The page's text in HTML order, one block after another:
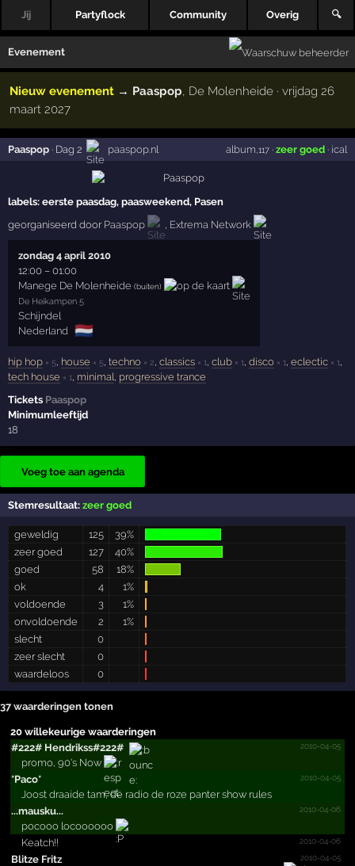
Jij Partyflock Community Overig 🔍
Evenement
Nieuw evenement → Paaspop, De Molenheide · vrijdag 26
maart 2027
Paaspop · Dag 2 paaspop.nl album ,117· zeer goed· ical
labels: eerste paasdag, paasweekend, Pasen
georganiseerd door Paaspop Extrema Network
zondag 4 april 2010
12:00 –01:00
Manege De Molenheide (buiten)
De Heikampen 5
Schijndel
Nederland
🇳🇱
hip hop × 5, house × 5,techno × 2,classics × 1,club × 1,disco × 1,eclectic × 1,
tech house × 1, minimal, progressive trance
Tickets Paaspop
Minimumleeftijd
18
Voeg toe aan agenda
Stemresultaat:zeer goed
geweldig 125
39%
zeer goed
127
40%
goed
58
18%
ok
4
1%
voldoende
3
1%
onvoldoende
2
1%
slecht
0
zeer slecht
0
waardeloos
0
37 waarderingen tonen
20 willekeurige waarderingen
#­222#­ Hendrikss#­222#­
2010-04-05
promo, 90's Now
*Paco*
2010-04-05
Joost draaide tam, de radio de roze panter show rules
...mausku...
2010-04-06
pocooo locoooooo
2010-04-06
Keatch!!
Blitze Fritz
2010-04-05